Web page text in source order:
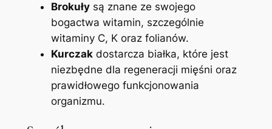
Brokułysą znane ze swojego
bogactwa witamin, szczególnie
witaminy C, K oraz folianów.
Kurczakdostarcza białka, które jest
niezbędne dla regeneracji mięśni oraz
prawidłowego funkcjonowania
organizmu.